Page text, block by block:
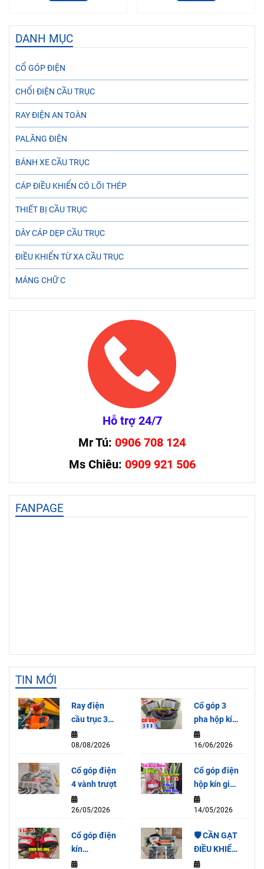
DANH MỤC
CỔ GÓP ĐIỆN
CHỔI ĐIỆN CẦU TRỤC
RAY ĐIỆN AN TOÀN
PALĂNG ĐIỆN
BÁNH XE CẦU TRỤC
CÁP ĐIỀU KHIỂN CÓ LÕI THÉP
THIẾT BỊ CẦU TRỤC
DÂY CÁP DẸP CẦU TRỤC
ĐIỀU KHIỂN TỪ XA CẦU TRỤC
MÁNG CHỮ C
Hỗ trợ 24/7
Mr Tú: 0906 708 124
Ms Chiêu: 0909 921 506
FANPAGE
TIN MỚI
Ray điện
cầu trục 3P-
50A
08/08/2026
Cổ góp 3
pha hộp kín
SRH65155-
3P (15A)
16/06/2026
Cổ góp điện
4 vành trượt
26/05/2026
Cổ góp điện
hộp kín giá
rẻ
14/05/2026
Cổ góp điện
kín
SRH2078-
🛡️ CẦN GẠT
ĐIỀU KHIỂN
QT3A-4F